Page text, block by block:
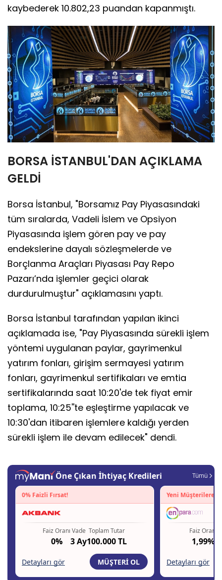
kaybederek 10.802,23 puandan kapanmıştı.
BORSA İSTANBUL'DAN AÇIKLAMA
GELDİ
Borsa İstanbul, "Borsamız Pay Piyasasındaki
tüm sıralarda, Vadeli İslem ve Opsiyon
Piyasasında işlem gören pay ve pay
endekslerine dayalı sözleşmelerde ve
Borçlanma Araçları Piyasası Pay Repo
Pazarı’nda işlemler geçici olarak
durdurulmuştur" açıklamasını yaptı.
Borsa İstanbul tarafından yapılan ikinci
açıklamada ise, "Pay Piyasasında sürekli işlem
yöntemi uygulanan paylar, gayrimenkul
yatırım fonları, girişim sermayesi yatırım
fonları, gayrimenkul sertifikaları ve emtia
sertifikalarında saat 10:20'de tek fiyat emir
toplama, 10:25''te eşleştirme yapılacak ve
10:30'dan itibaren işlemlere kaldığı yerden
sürekli işlem ile devam edilecek" dendi.